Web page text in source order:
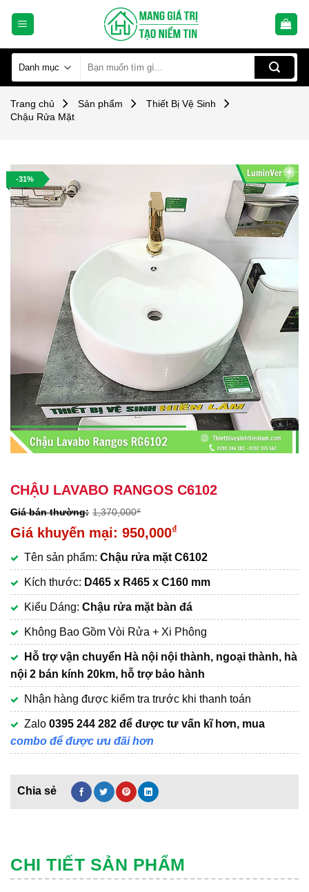
kiếm:
Trang chủ Sản phẩm
Thiết Bị Vệ Sinh
Chậu Rửa Mặt
-31%
CHẬU LAVABO RANGOS C6102
1,370,000₫
Giá
gốc
là:
1,370,000₫.
950,000₫
Giá
hiện
tại
là:
950,000₫.
Tên sản phẩm: Chậu rửa mặt C6102
Kích thước: D465 x R465 x C160 mm
Kiểu Dáng: Chậu rửa mặt bàn đá
Không Bao Gồm Vòi Rửa + Xi Phông
Hỗ trợ vận chuyển Hà nội nội thành, ngoại thành, hà
nội 2 bán kính 20km, hỗ trợ bảo hành
Nhận hàng được kiểm tra trước khi thanh toán
Zalo 0395 244 282 để được tư vấn kĩ hơn, mua
combo để được ưu đãi hơn
CHI TIẾT SẢN PHẨM